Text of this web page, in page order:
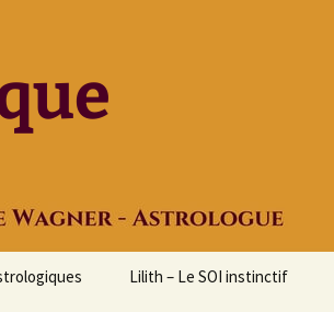
Lilith – Le SOI instinctif